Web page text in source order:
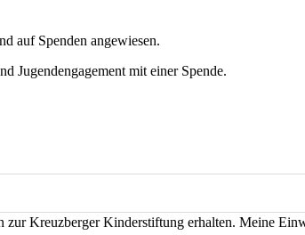
auf Spenden angewiesen.
Jugendengagement mit einer Spende.
zur Kreuzberger Kinderstiftung erhalten. Meine